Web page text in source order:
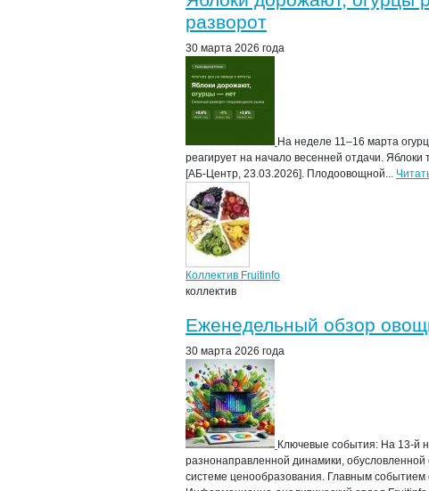
разворот
30 марта 2026 года
На неделе 11–16 марта
реагирует на начало весенней отдачи.
[АБ-Центр, 23.03.2026]. Плодоовощной...
Коллектив Fruitinfo
коллектив
Еженедельный обзор
30 марта 2026 года
Ключевые события: На 13-й
разнонаправленной динамики, обусловленной
системе ценообразования. Главным событием